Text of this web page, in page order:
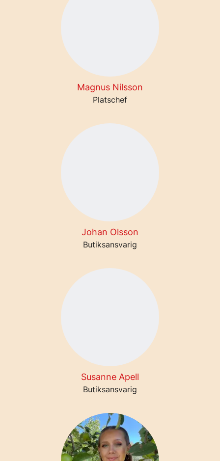
Magnus Nilsson
Platschef
Johan Olsson
Butiksansvarig
Susanne Apell
Butiksansvarig